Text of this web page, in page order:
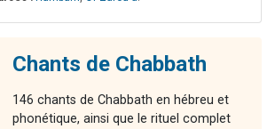
Chants de Chabbath
146 chants de Chabbath en hébreu et
phonétique, ainsi que le rituel complet